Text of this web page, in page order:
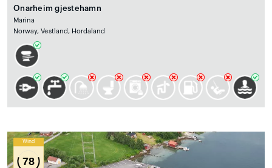
Onarheim gjestehamn
Marina
Norway, Vestland, Hordaland
Wind
78